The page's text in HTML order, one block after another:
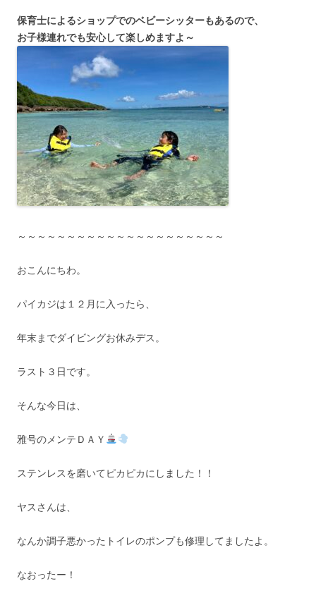
保育士によるショップでのベビーシッターもあるので、
お子様連れでも安心して楽しめますよ～
～～～～～～～～～～～～～～～～～～～～～
おこんにちわ。
パイカジは１２月に入ったら、
年末までダイビングお休みデス。
ラスト３日です。
そんな今日は、
雅号のメンテＤＡＹ
ステンレスを磨いてピカピカにしました！！
ヤスさんは、
なんか調子悪かったトイレのポンプも修理してましたよ。
なおったー！